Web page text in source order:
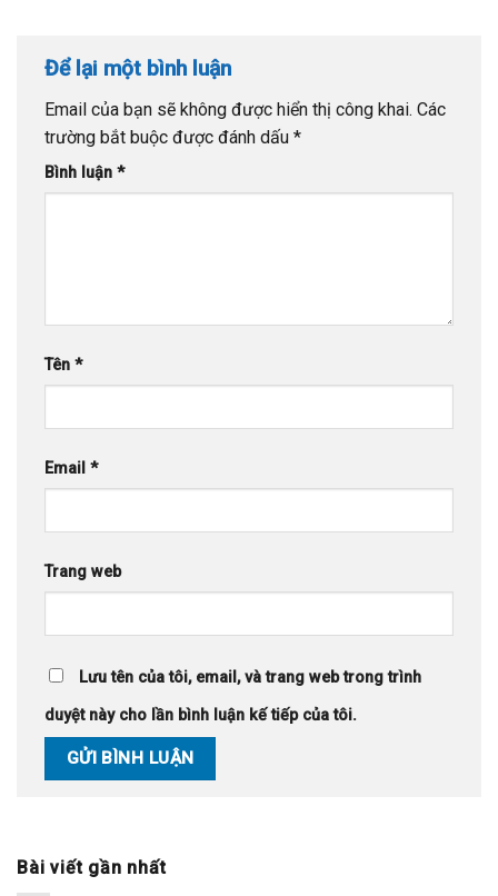
Để lại một bình luận
Email của bạn sẽ không được hiển thị công khai. Các
trường bắt buộc được đánh dấu *
Bình luận *
Tên *
Email *
Trang web
Lưu tên của tôi, email, và trang web trong trình
duyệt này cho lần bình luận kế tiếp của tôi.
Bài viết gần nhất